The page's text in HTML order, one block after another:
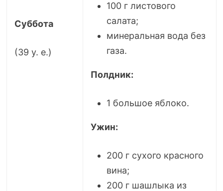
Суббота
(39 у. е.)
100 г листового
салата;
минеральная вода без
газа.
Полдник:
1 большое яблоко.
Ужин:
200 г сухого красного
вина;
200 г шашлыка из